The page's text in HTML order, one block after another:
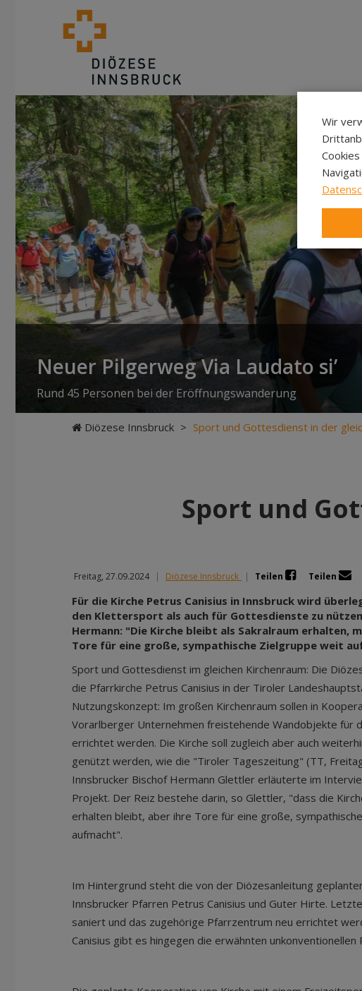
Neuer Pilgerweg Via Laudato si’
Rund 45 Personen bei der Eröffnungswanderung
Diözese Innsbruck > Sport und Gottesdienst in der
Sport und
Freitag, 27.09.2024 | Diözese Innsbruck | Teilen Teilen
Für die Kirche Petrus Canisius in Innsbruck wird
den Klettersport als auch für Gottesdienste zu
Hermann: "Die Kirche bleibt als Sakralraum erhalten,
Tore für eine große, sympathische Zielgruppe weit
Sport und Gottesdienst im gleichen Kirchenraum: Die
die Pfarrkirche Petrus Canisius in der Tiroler
Nutzungskonzept: Im großen Kirchenraum sollen in
Vorarlberger Unternehmen freistehende Wandobjekte für
errichtet werden. Die Kirche soll zugleich aber auch
genützt werden, wie die "Tiroler Tageszeitung" (TT,
Innsbrucker Bischof Hermann Glettler erläuterte im
Projekt. Der Reiz bestehe darin, so Glettler, "dass die
erhalten bleibt, aber ihre Tore für eine große,
aufmacht".
Im Hintergrund steht die von der Diözesanleitung
Innsbrucker Pfarren Petrus Canisius und Guter Hirte.
saniert und das zugehörige Pfarrzentrum neu errichtet
Canisius gibt es hingegen die erwähnten unkonventionellen
Wir